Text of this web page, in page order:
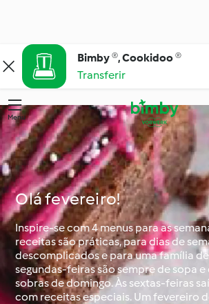
Bimby ®, Cookidoo ®
Transferir
Menu
Olá fevereiro!
Inspire-se com 4 menus para as
receitas são práticas, para dias de
descomplicados e para uma família
segundas-feiras são sempre de sopa e
sobras de domingo. Às sextas-feiras
com receitas especiais. Um fevereiro